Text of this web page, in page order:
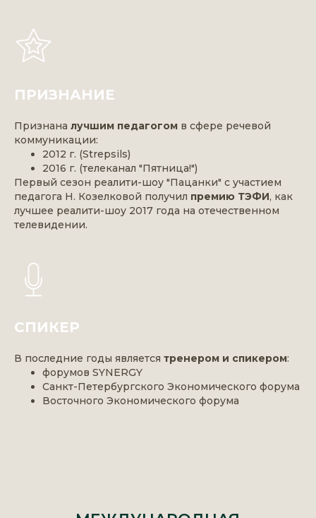
ПРИЗНАНИЕ
Признана лучшим педагогом в сфере речевой
коммуникации:
2012 г. (Strepsils)
2016 г. (телеканал "Пятница!")
Первый сезон реалити-шоу "Пацанки" с участием
педагога Н. Козелковой получил премию ТЭФИ, как
лучшее реалити-шоу 2017 года на отечественном
телевидении.
СПИКЕР
В последние годы является тренером и спикером:
форумов SYNERGY
Санкт-Петербургского Экономического форума
Восточного Экономического форума